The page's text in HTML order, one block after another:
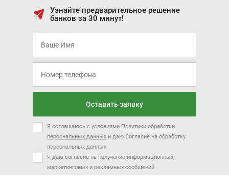
Узнайте предварительное решение
банков за 30 минут!
Оставить заявку
Я соглашаюсь с условиями Политики обработки
персональных данных и даю Согласие на обработку
персональных данных
Я даю согласие на получение информационных,
маркетинговых и рекламных сообщений